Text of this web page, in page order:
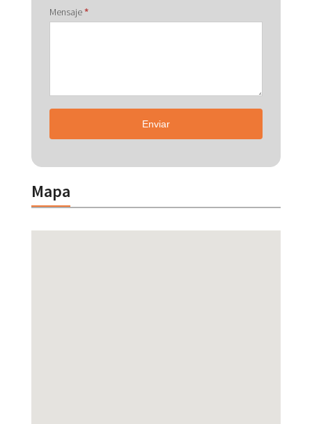
Mensaje*
Enviar
Mapa